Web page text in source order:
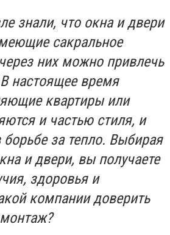
знали, что окна и двери
сакральное
них можно привлечь
настоящее время
квартиры или
и частью стиля, и
за тепло. Выбирая
и двери, вы получаете
здоровья и
компании доверить